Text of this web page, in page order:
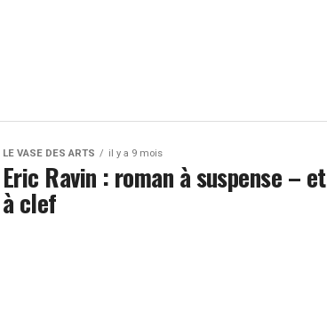
LE VASE DES ARTS il y a 9 mois
Eric Ravin : roman à suspense – et
à clef